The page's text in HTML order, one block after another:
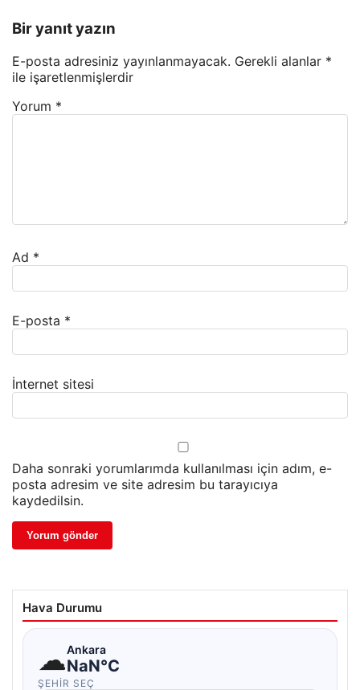
Bir yanıt yazın
E-posta adresiniz yayınlanmayacak. Gerekli alanlar *
ile işaretlenmişlerdir
Yorum *
Ad *
E-posta *
İnternet sitesi
Daha sonraki yorumlarımda kullanılması için adım, e-
posta adresim ve site adresim bu tarayıcıya
kaydedilsin.
Hava Durumu
☁Ankara
NaN°C
ŞEHIR SEÇ